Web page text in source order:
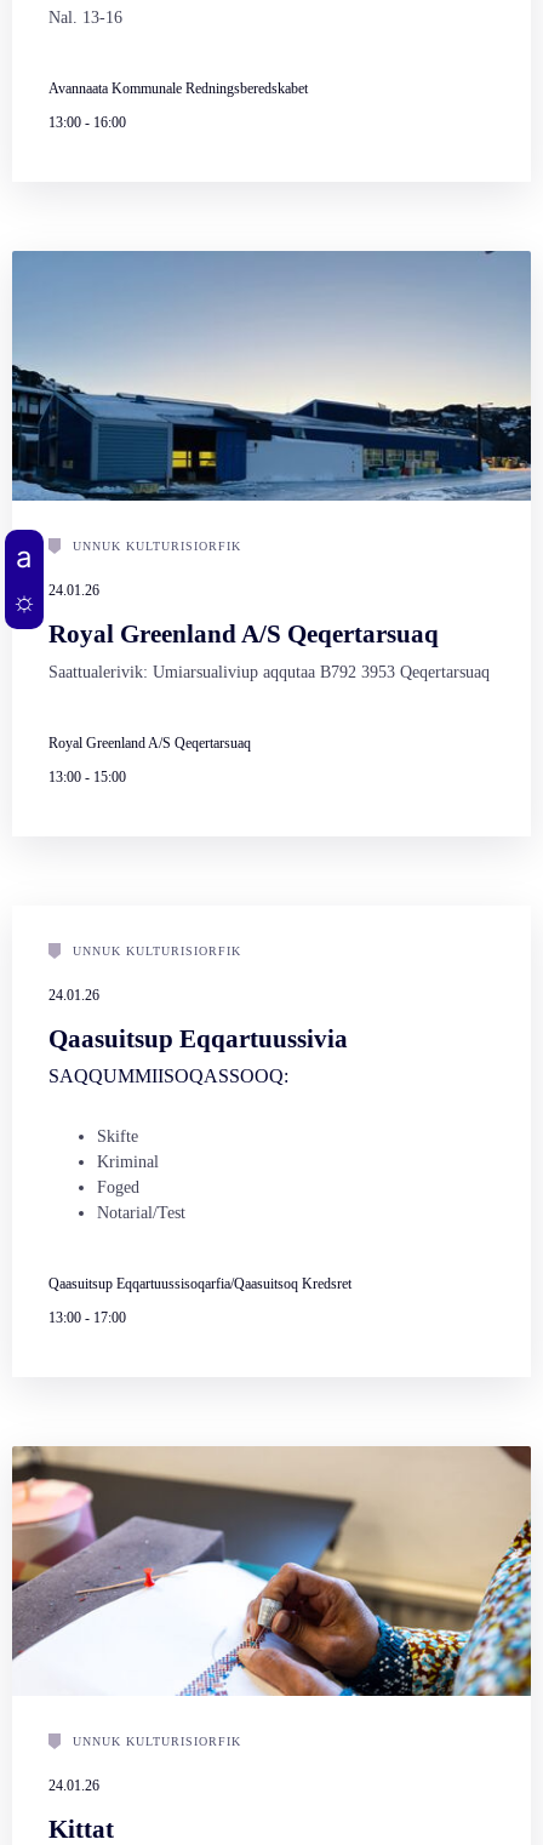
Nal. 13-16
Avannaata Kommunale Redningsberedskabet
13:00 - 16:00
UNNUK KULTURISIORFIK
24.01.26
Royal Greenland A/S Qeqertarsuaq
Saattualerivik: Umiarsualiviup aqqutaa B792 3953 Qeqertarsuaq
Royal Greenland A/S Qeqertarsuaq
13:00 - 15:00
UNNUK KULTURISIORFIK
24.01.26
Qaasuitsup Eqqartuussivia
SAQQUMMIISOQASSOOQ:
Skifte
Kriminal
Foged
Notarial/Test
Qaasuitsup Eqqartuussisoqarfia/Qaasuitsoq Kredsret
13:00 - 17:00
UNNUK KULTURISIORFIK
24.01.26
Kittat